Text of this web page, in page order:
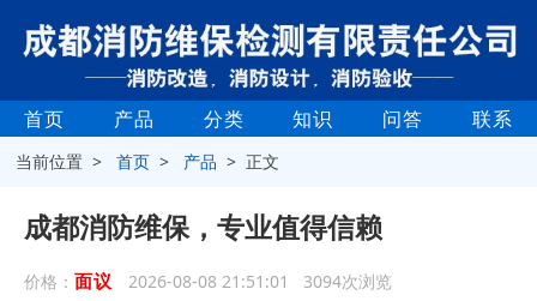
首页 产品 分类 知识 问答 联系
当前位置 >首页 > 产品 > 正文
成都消防维保，专业值得信赖
价格： 面议 2026-08-08 21:51:01 3094次浏览